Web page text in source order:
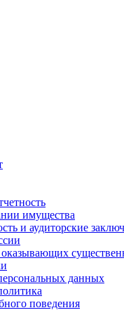
имущества
и аудиторские
данных
поведения